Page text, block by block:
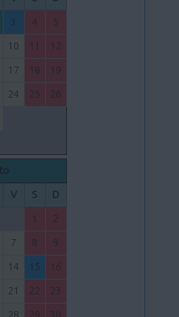
3 4 5
10 11 12
17 18 19
24 25 26
V S D
1 2
7 8 9
14 15 16
21 22 23
28 29 30